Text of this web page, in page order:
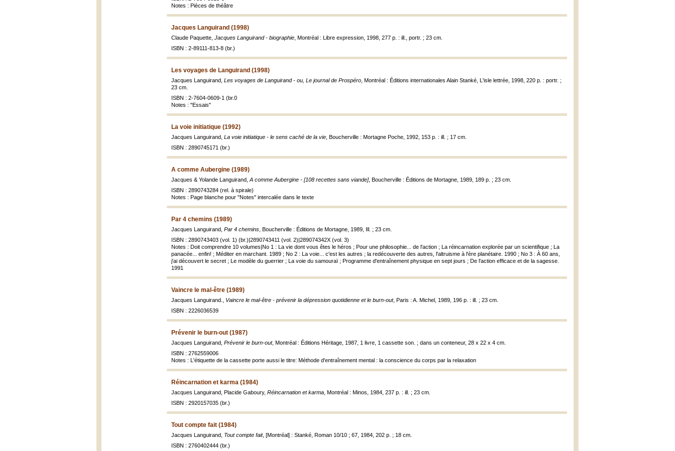
Notes : Pièces de théâtre
Jacques Languirand (1998)
Claude Paquette, Jacques Languirand - biographie , Montréal : Libre expression, 1998, 277 p. : ill., portr. ; 23 cm.
ISBN : 2-89111-813-8 (br.)
Les voyages de Languirand (1998)
Jacques Languirand, Les voyages de Languirand - ou, Le journal de Prospéro , Montréal : Éditions internationales Alain Stanké, L'isle lettrée, 1998, 220 p. : portr. ;
23 cm.
ISBN : 2-7604-0609-1 (br.0
Notes : "Essais"
La voie initiatique (1992)
Jacques Languirand, La voie initiatique - le sens caché de la vie , Boucherville : Mortagne Poche, 1992, 153 p. : ill. ; 17 cm.
ISBN : 2890745171 (br.)
A comme Aubergine (1989)
Jacques & Yolande Languirand, A comme Aubergine - [108 recettes sans viande], Boucherville : Éditions de Mortagne, 1989, 189 p. ; 23 cm.
ISBN : 2890743284 (rel. à spirale)
Notes : Page blanche pour "Notes" intercalée dans le texte
Par 4 chemins (1989)
Jacques Languirand, Par 4 chemins , Boucherville : Éditions de Mortagne, 1989, Ill. ; 23 cm.
ISBN : 2890743403 (vol. 1) (br.)|2890743411 (vol. 2)|289074342X (vol. 3)
Notes : Doit comprendre 10 volumes|No 1 : La vie dont vous êtes le héros ; Pour une philosophie... de l'action ; La réincarnation explorée par un scientifique ; La
panacée... enfin! ; Méditer en marchant. 1989 ; No 2 : La voie... c'est les autres ; la redécouverte des autres, l'altruisme à l'ère planétaire. 1990 ; No 3 : À 60 ans,
j'ai découvert le secret ; Le modèle du guerrier ; La voie du samouraï ; Programme d'entraînement physique en sept jours ; De l'action efficace et de la sagesse.
1991
Vaincre le mal-être (1989)
Jacques Languirand., Vaincre le mal-être - prévenir la dépression quotidienne et le burn-out, Paris : A. Michel, 1989, 196 p. : ill. ; 23 cm.
ISBN : 2226036539
Prévenir le burn-out (1987)
Jacques Languirand, Prévenir le burn-out, Montréal : Éditions Héritage, 1987, 1 livre, 1 cassette son. ; dans un conteneur, 28 x 22 x 4 cm.
ISBN : 2762559006
Notes : L'étiquette de la cassette porte aussi le titre: Méthode d'entraînement mental : la conscience du corps par la relaxation
Réincarnation et karma (1984)
Jacques Languirand, Placide Gaboury, Réincarnation et karma , Montréal : Minos, 1984, 237 p. : ill. ; 23 cm.
ISBN : 2920157035 (br.)
Tout compte fait (1984)
Jacques Languirand, Tout compte fait, [Montréal] : Stanké, Roman 10/10 ; 67, 1984, 202 p. ; 18 cm.
ISBN : 2760402444 (br.)